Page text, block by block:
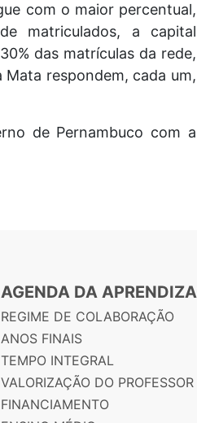
com o maior percentual,
matriculados, a capital
das matrículas da rede,
respondem, cada um,
de Pernambuco com a
AGENDA DA
REGIME DE COLABORAÇÃO
ANOS FINAIS
TEMPO INTEGRAL
VALORIZAÇÃO DO PROFESSOR
FINANCIAMENTO